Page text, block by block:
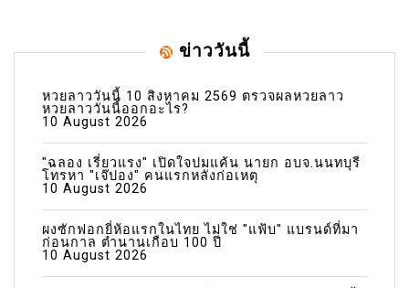
ข่าววันนี้
หวยลาววันนี้ 10 สิงหาคม 2569 ตรวจผลหวยลาว
หวยลาววันนี้ออกอะไร?
10 August 2026
"ฉลอง เรี่ยวแรง" เปิดใจปมแค้น นายก อบจ.นนทบุรี
โทรหา "เจ๊ปอง" คนแรกหลังก่อเหตุ
10 August 2026
ผงซักฟอกยี่ห้อแรกในไทย ไม่ใช่ "แฟ้บ" แบรนด์ที่มา
ก่อนกาล ตำนานเกือบ 100 ปี
10 August 2026